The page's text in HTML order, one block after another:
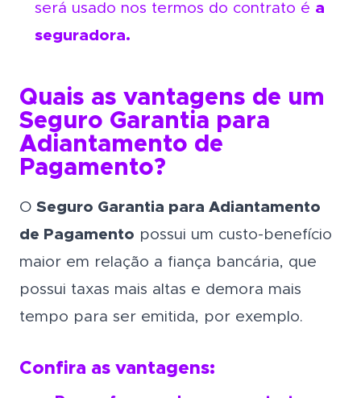
será usado nos termos do contrato é a
seguradora.
Quais as vantagens de um
Seguro Garantia para
Adiantamento de
Pagamento?
O Seguro Garantia para Adiantamento
de Pagamento possui um custo-benefício
maior em relação a fiança bancária, que
possui taxas mais altas e demora mais
tempo para ser emitida, por exemplo.
Confira as vantagens: